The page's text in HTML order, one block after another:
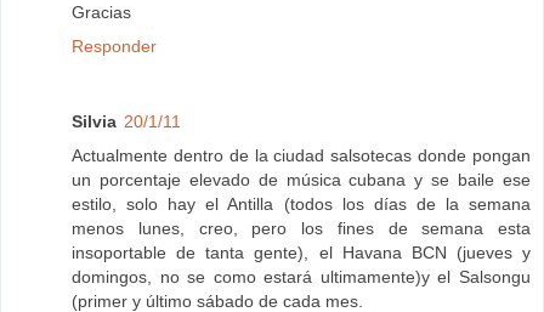
Gracias
Responder
Silvia 20/1/11
Actualmente dentro de la ciudad salsotecas donde pongan
un porcentaje elevado de música cubana y se baile ese
estilo, solo hay el Antilla (todos los días de la semana
menos lunes, creo, pero los fines de semana esta
insoportable de tanta gente), el Havana BCN (jueves y
domingos, no se como estará ultimamente)y el Salsongu
(primer y último sábado de cada mes.